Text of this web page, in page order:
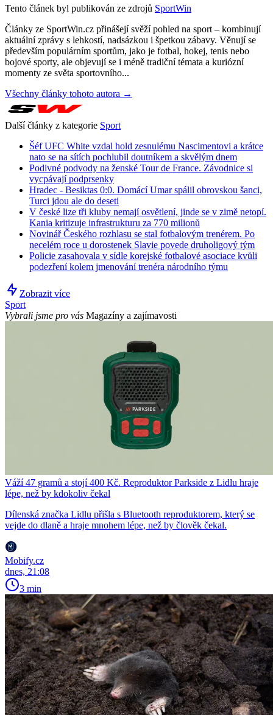
Tento článek byl publikován ze zdrojů SportWin
Články ze SportWin.cz přinášejí svěží pohled na sport – kombinují
aktuální zprávy s lehkostí, nadsázkou i špetkou zábavy. Věnují se
především populárním sportům, jako je fotbal, hokej, tenis nebo
bojové sporty, ale objevují se i méně tradiční témata a kuriózní
momenty ze světa sportovního...
Všechny články tohoto autora →
Další články z kategorie Sport
Šéf UFC White vzdal hold zesnulému Nascimentovi a krátce
nato se na sítích pochlubil doutníkem a skvělým dnem
Podivné podvody na ženské Tour de France. Závodnice si
vycpávají podprsenky
Hradec - Besiktas 0:0. Domácí Umar spálil obrovskou šanci,
Turci jdou ale do deseti
V české lize tři kluby nemají osvětlení, jinde se v zimě netopí.
Kania kritizuje infrastrukturu za 770 milionů
Novinář Českého rozhlasu se stal fotbalovým trenérem. Po
necelém roce u dorostenek Slavie povede druholigový tým
Policie zasahovala v sídle korejské fotbalové asociace kvůli
podezření kolem jmenování trenéra národního týmu
Zobrazit více
Sport
Vybrali jsme pro vás Magazíny a zajímavosti
Váží 47 gramů a stojí 400 Kč. Reproduktor Parkside z Lidlu hraje
lépe, než by kdokoliv čekal
Dílenská značka Lidlu přišla s Bluetooth reproduktorem, který se
vejde do dlaně a hraje mnohem lépe, než by člověk čekal.
Mobify.cz
dnes, 21:08
3 min